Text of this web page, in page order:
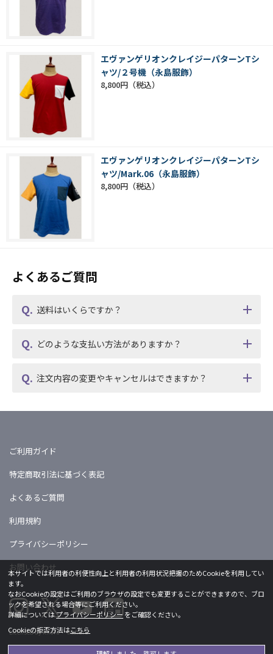
エヴァンゲリオンクレイジーパターンTシ
ャツ/２号機（永島服飾）
8,800円
エヴァンゲリオンクレイジーパターンTシ
ャツ/Mark.06（永島服飾）
8,800円
よくあるご質問
送料はいくらですか？
どのような支払い方法がありますか？
注文内容の変更やキャンセルはできますか？
ご利用ガイド
特定商取引法に基づく表記
よくあるご質問
利用規約
プライバシーポリシー
お問い合わせ
Licensed by khara ©khara
本サイトでは利用者の利便性向上と利用者の利用状況把握のためCookieを利用してい
ます。
なおCookieの設定はご利用のブラウザの設定でも変更することができますので、ブロ
ックを希望される場合等にご利用ください。
詳細についてはプライバシーポリシーをご確認ください。
Cookieの拒否方法はこちら